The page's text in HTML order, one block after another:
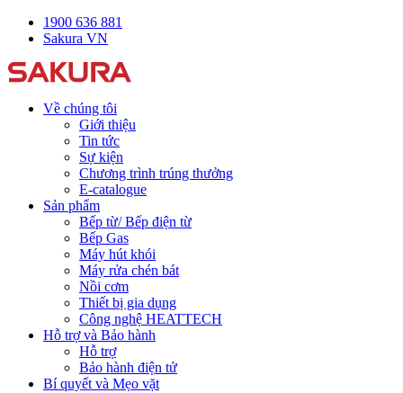
1900 636 881
Sakura VN
Về chúng tôi
Giới thiệu
Tin tức
Sự kiện
Chương trình trúng thưởng
E-catalogue
Sản phẩm
Bếp từ/ Bếp điện từ
Bếp Gas
Máy hút khói
Máy rửa chén bát
Nồi cơm
Thiết bị gia dụng
Công nghệ HEATTECH
Hỗ trợ và Bảo hành
Hỗ trợ
Bảo hành điện tử
Bí quyết và Mẹo vặt